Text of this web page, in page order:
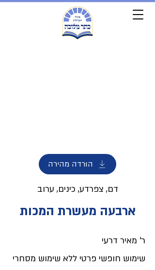
הורדה מהירה
דם, צפרדע, כינים, ערוב
ארבעה מעשרת המכות
ר' מאיר דרעי
שימוש חופשי פרטי ללא שימוש מסחרי